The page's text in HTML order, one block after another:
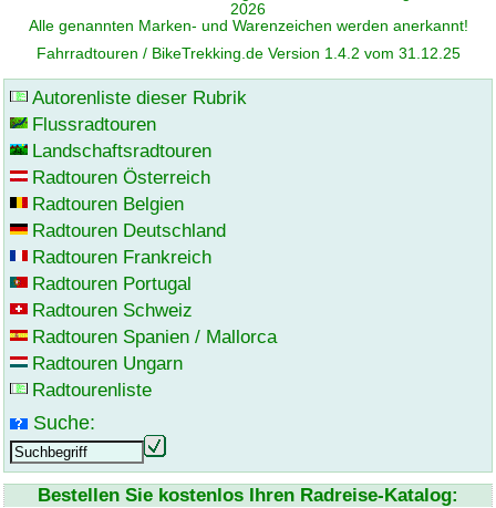
2026
Alle genannten Marken- und Warenzeichen werden anerkannt!
Fahrradtouren / BikeTrekking.de Version 1.4.2 vom 31.12.25
Autorenliste dieser Rubrik
Flussradtouren
Landschaftsradtouren
Radtouren Österreich
Radtouren Belgien
Radtouren Deutschland
Radtouren Frankreich
Radtouren Portugal
Radtouren Schweiz
Radtouren Spanien / Mallorca
Radtouren Ungarn
Radtourenliste
Suche:
Bestellen Sie kostenlos Ihren Radreise-Katalog: